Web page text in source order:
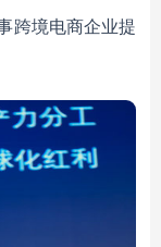
跨境电商企业提